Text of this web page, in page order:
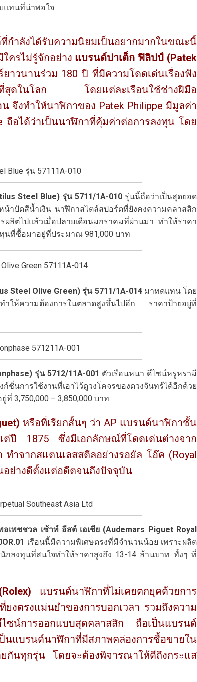
แทนที่น่าพอใจ
ำลังได้รับความนิยมเป็นอยากมากในขณะนี้
ครไม่รู้จักอย่าง แบรนด์ปาเต็ก ฟิลิปป์ (Patek
าวนานร่วม 180 ปี ที่มีความโดดเด่นเรื่องฟัง
กที่สุดในโลก โดยแต่ละเรือนใช้ช่างฝีมือ
งทำให้นาฬิกาของ Patek Philippe มีมูลค่า
ถือได้ว่าเป็นนาฬิกาที่คุ้มค่าต่อการลงทุน โดย
Blue รุ่น 57111A-010
Steel Blue) รุ่น 5711/1A-010 รุ่นนี้ถือว่าเป็นสุดยอด
น้าปัดสีน้ำเงิน นาฬิกาสไตล์สปอร์ตที่ยังคงความคลาสสิก
ลิตไปแล้วเมื่อปลายเดือนมกราคมที่ผ่านมา ทำให้ราคา
ทุนที่ซื้อมาอยู่ที่ประมาณ 981,000 บาท
Green 57111A-014
Steel Olive Green) รุ่น 5711/1A-014 มาทดแทน โดย
ำให้ความต้องการในตลาดสูงขึ้นไปอีก ราคาป้ายอยู่ที่
571211A-001
รุ่น 5712/11A-001 ตัวเรือนหนา ดีไซน์หรูหรามี
นการใช้งานที่เอาไว้ดูวงโคจรของดวงจันทร์ได้อีกด้วย
3,750,000 – 3,850,000 บาท
หรือที่เรียกสั้นๆ ว่า AP แบรนด์นาฬิกาชั้น
ต่ปี 1875 ซึ่งมีเอกลักษณ์ที่โดดเด่นต่างจาก
ำจากสแตนเลสสตีลอย่างรอยัล โอ๊ค (Royal
อย่างดีตั้งแต่อดีตจนถึงปัจจุบัน
Southeast Asia Ltd
อเพชชวล เซ้าท์ อีสต์ เอเชีย (Audemars Piguet Royal
เรือนนี้มีความพิเศษตรงที่มีจำนวนน้อย เพราะผลิต
กลงทุนที่สนใจทำให้ราคาสูงถึง 13-14 ล้านบาท ทั้งๆ ที่
Rolex) แบรนด์นาฬิกาที่ไม่เคยตกยุคด้วยการ
งตรงแม่นยำของการบอกเวลา รวมถึงความ
ซน์การออกแบบสุดคลาสสิก ถือเป็นแบรนด์
ป็นแบรนด์นาฬิกาที่มีสภาพคล่องการซื้อขายใน
กันทุกรุ่น โดยจะต้องพิจารณาให้ดีถึงกระแส